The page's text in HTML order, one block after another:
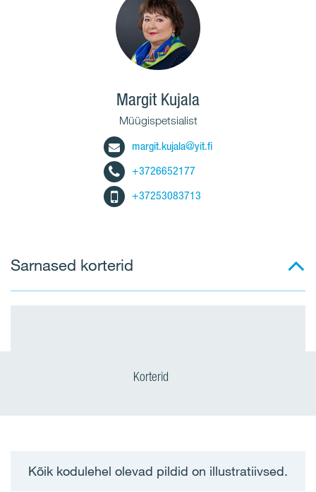
Margit Kujala
Müügispetsialist
margit.kujala@yit.fi
+3726652177
+37253083713
Sarnased korterid
Korterid
Kõik kodulehel olevad pildid on illustratiivsed.